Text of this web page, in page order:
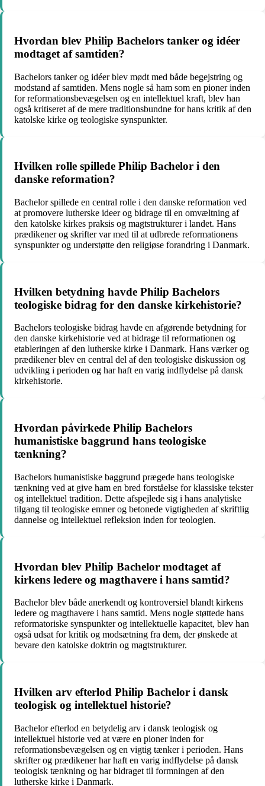
Hvordan blev Philip Bachelors tanker og idéer
modtaget af samtiden?
Bachelors tanker og idéer blev mødt med både begejstring og
modstand af samtiden. Mens nogle så ham som en pioner inden
for reformationsbevægelsen og en intellektuel kraft, blev han
også kritiseret af de mere traditionsbundne for hans kritik af den
katolske kirke og teologiske synspunkter.
Hvilken rolle spillede Philip Bachelor i den
danske reformation?
Bachelor spillede en central rolle i den danske reformation ved
at promovere lutherske ideer og bidrage til en omvæltning af
den katolske kirkes praksis og magtstrukturer i landet. Hans
prædikener og skrifter var med til at udbrede reformationens
synspunkter og understøtte den religiøse forandring i Danmark.
Hvilken betydning havde Philip Bachelors
teologiske bidrag for den danske kirkehistorie?
Bachelors teologiske bidrag havde en afgørende betydning for
den danske kirkehistorie ved at bidrage til reformationen og
etableringen af den lutherske kirke i Danmark. Hans værker og
prædikener blev en central del af den teologiske diskussion og
udvikling i perioden og har haft en varig indflydelse på dansk
kirkehistorie.
Hvordan påvirkede Philip Bachelors
humanistiske baggrund hans teologiske
tænkning?
Bachelors humanistiske baggrund prægede hans teologiske
tænkning ved at give ham en bred forståelse for klassiske tekster
og intellektuel tradition. Dette afspejlede sig i hans analytiske
tilgang til teologiske emner og betonede vigtigheden af skriftlig
dannelse og intellektuel refleksion inden for teologien.
Hvordan blev Philip Bachelor modtaget af
kirkens ledere og magthavere i hans samtid?
Bachelor blev både anerkendt og kontroversiel blandt kirkens
ledere og magthavere i hans samtid. Mens nogle støttede hans
reformatoriske synspunkter og intellektuelle kapacitet, blev han
også udsat for kritik og modsætning fra dem, der ønskede at
bevare den katolske doktrin og magtstrukturer.
Hvilken arv efterlod Philip Bachelor i dansk
teologisk og intellektuel historie?
Bachelor efterlod en betydelig arv i dansk teologisk og
intellektuel historie ved at være en pioner inden for
reformationsbevægelsen og en vigtig tænker i perioden. Hans
skrifter og prædikener har haft en varig indflydelse på dansk
teologisk tænkning og har bidraget til formningen af den
lutherske kirke i Danmark.